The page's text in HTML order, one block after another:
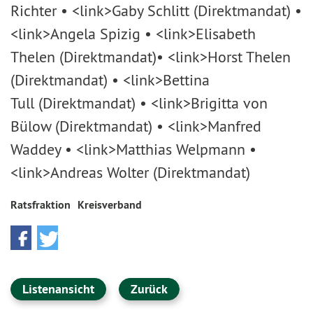
Richter • <link>Gaby Schlitt (Direktmandat) •
<link>Angela Spizig • <link>Elisabeth
Thelen (Direktmandat)• <link>Horst Thelen
(Direktmandat) • <link>Bettina
Tull (Direktmandat) • <link>Brigitta von
Bülow (Direktmandat) • <link>Manfred
Waddey • <link>Matthias Welpmann •
<link>Andreas Wolter (Direktmandat)
Ratsfraktion Kreisverband
Listenansicht Zurück